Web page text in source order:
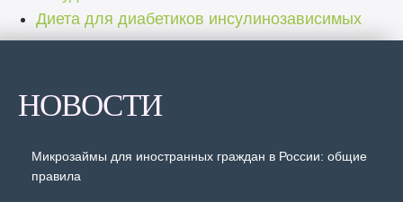
Диета для диабетиков инсулинозависимых
НОВОСТИ
Микрозаймы для иностранных граждан в России: общие
правила